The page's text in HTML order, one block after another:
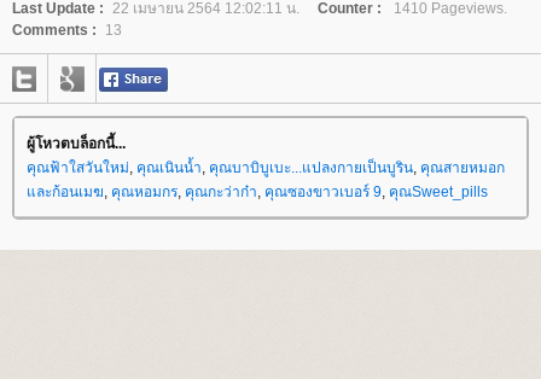
Last Update : 22 เมษายน 2564 12:02:11 น. Counter :
1410 Pageviews.
Comments :
13
ผู้โหวตบล็อกนี้...
คุณฟ้าใสวันใหม่, คุณเนินน้ำ, คุณบาบิบูเบะ...แปลงกายเป็นบูริน, คุณสายหมอก
ละก้อนเมฆ, คุณหอมกร, คุณกะว่าก๋า, คุณซองขาวเบอร์ 9, คุณSweet_pills